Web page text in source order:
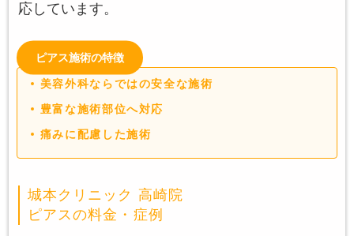
応しています。
ピアス施術の特徴
美容外科ならではの安全な施術
豊富な施術部位へ対応
痛みに配慮した施術
城本クリニック 高崎院
ピアスの料金・症例